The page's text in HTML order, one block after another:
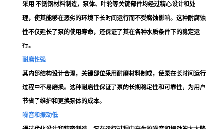
采用 不锈钢材料制造，泵体、叶轮等关键部件均经过精心设计和处
理，使其能够在恶劣的环境下长时间运行而不受腐蚀影响。这种耐腐蚀
性不仅延长了泵的使用寿命，还保证了其在各种水质条件下的稳定运
行。
耐磨性强
其内部结构设计合理，关键部位采用耐磨材料制成，使泵在长时间运行
过程中不易磨损。这种耐磨性保证了泵的长期稳定性和可靠性，为用户
节省了维护和更换泵体的成本。
噪音和振动低